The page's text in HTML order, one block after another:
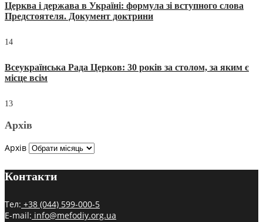
Церква і держава в Україні: формула зі вступного слова
Предстоятеля. Документ доктрини
14
Всеукраїнська Рада Церков: 30 років за столом, за яким є
місце всім
13
Архів
Архів
Контакти
Тел: +38 (044) 599-000-5
E-mail: info@mefodiy.org.ua